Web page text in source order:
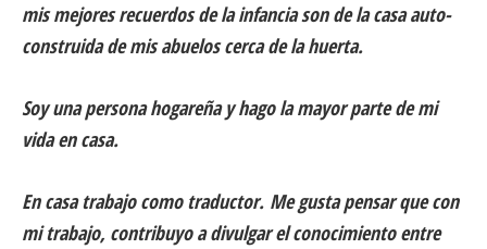
mis mejores recuerdos de la infancia son de la casa auto-
construida de mis abuelos cerca de la huerta.
Soy una persona hogareña y hago la mayor parte de mi
vida en casa.
En casa trabajo como traductor. Me gusta pensar que con
mi trabajo, contribuyo a divulgar el conocimiento entre